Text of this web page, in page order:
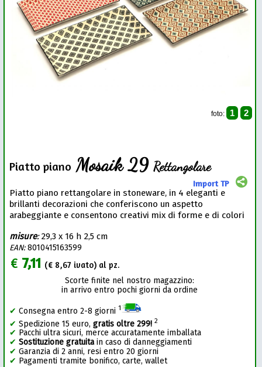
foto: 1 2
Piatto piano Mosaik 29Rettangolare
Import TP
Piatto piano rettangolare in stoneware, in 4 eleganti e
brillanti decorazioni che conferiscono un aspetto
arabeggiante e consentono creativi mix di forme e di colori
misure:29,3 x 16 h 2,5 cm
EAN:8010415163599
€7,11 (€ 8,67 ivato) al pz.
Scorte finite nel nostro magazzino:
in arrivo entro pochi giorni da ordine
✔ Consegna entro 2-8 giorni 1
✔ Spedizione 15 euro,gratis oltre 299! 2
✔ Pacchi ultra sicuri, merce accuratamente imballata
✔ Sostituzione gratuitain caso di danneggiamenti
✔ Garanzia di 2 anni, resi entro 20 giorni
✔ Pagamenti tramite bonifico, carte, wallet